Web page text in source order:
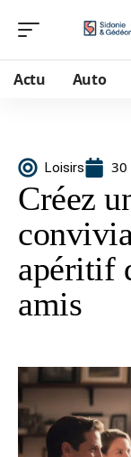
Actu Auto
Loisirs 30
Créez
apéritif
amis